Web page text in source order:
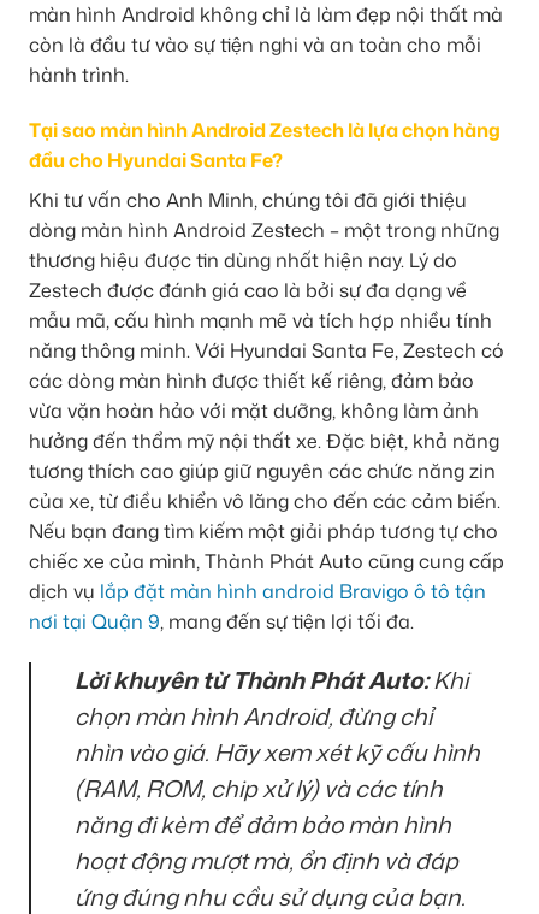
màn hình Android không chỉ là làm đẹp nội thất mà
còn là đầu tư vào sự tiện nghi và an toàn cho mỗi
hành trình.
Tại sao màn hình Android Zestech là lựa chọn hàng
đầu cho Hyundai Santa Fe?
Khi tư vấn cho Anh Minh, chúng tôi đã giới thiệu
dòng màn hình Android Zestech – một trong những
thương hiệu được tin dùng nhất hiện nay. Lý do
Zestech được đánh giá cao là bởi sự đa dạng về
mẫu mã, cấu hình mạnh mẽ và tích hợp nhiều tính
năng thông minh. Với Hyundai Santa Fe, Zestech có
các dòng màn hình được thiết kế riêng, đảm bảo
vừa vặn hoàn hảo với mặt dưỡng, không làm ảnh
hưởng đến thẩm mỹ nội thất xe. Đặc biệt, khả năng
tương thích cao giúp giữ nguyên các chức năng zin
của xe, từ điều khiển vô lăng cho đến các cảm biến.
Nếu bạn đang tìm kiếm một giải pháp tương tự cho
chiếc xe của mình, Thành Phát Auto cũng cung cấp
dịch vụ lắp đặt màn hình android Bravigo ô tô tận
nơi tại Quận 9, mang đến sự tiện lợi tối đa.
Lời khuyên từ Thành Phát Auto:Khi
chọn màn hình Android, đừng chỉ
nhìn vào giá. Hãy xem xét kỹ cấu hình
(RAM, ROM, chip xử lý) và các tính
năng đi kèm để đảm bảo màn hình
hoạt động mượt mà, ổn định và đáp
ứng đúng nhu cầu sử dụng của bạn.